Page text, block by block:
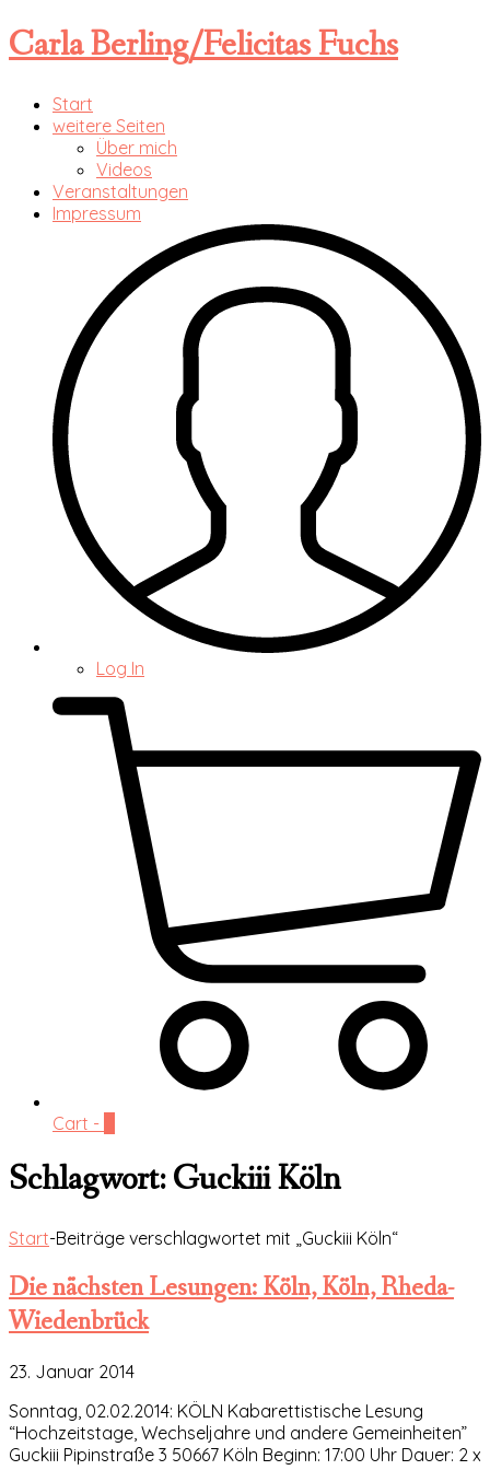
Carla Berling/Felicitas Fuchs
Start
weitere Seiten
Über mich
Videos
Veranstaltungen
Impressum
Log In
Cart -
Schlagwort:Guckiii Köln
Start-Beiträge verschlagwortet mit „Guckiii Köln“
Die nächsten Lesungen: Köln, Köln, Rheda-
Wiedenbrück
23. Januar 2014
Sonntag, 02.02.2014: KÖLN Kabarettistische Lesung
“Hochzeitstage, Wechseljahre und andere Gemeinheiten”
Guckiii Pipinstraße 3 50667 Köln Beginn: 17:00 Uhr Dauer: 2 x